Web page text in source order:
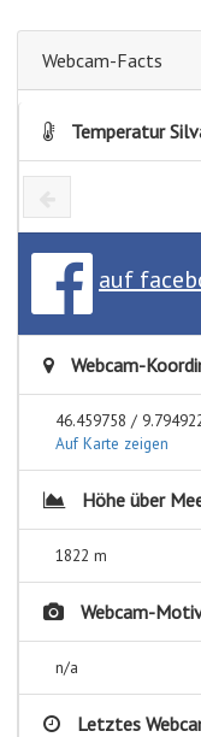
Webcam-Facts
Temperatur
auf
Webcam-
46.459758 /
Auf Karte zeigen
Höhe über
1822 m
Webcam-
n/a
Letztes